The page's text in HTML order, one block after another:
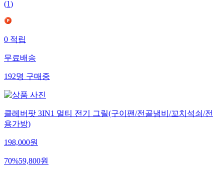
(1)
0적립
무료배송
192명구매중
클레버팟 3IN1 멀티 전기 그릴(구이팬/전골냄비/꼬치석쇠/전
용가방)
198,000원
70%59,800원